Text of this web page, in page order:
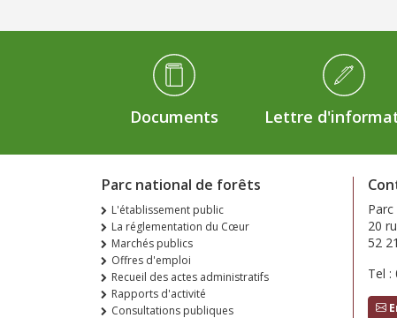
Médiathèque Footer
Documents Lettre
Parc national de forêts
L'établissement public
La réglementation du Cœur
Marchés publics
Offres d'emploi
Recueil des actes administratifs
Rapports d'activité
Consultations publiques
20
52
Tel :